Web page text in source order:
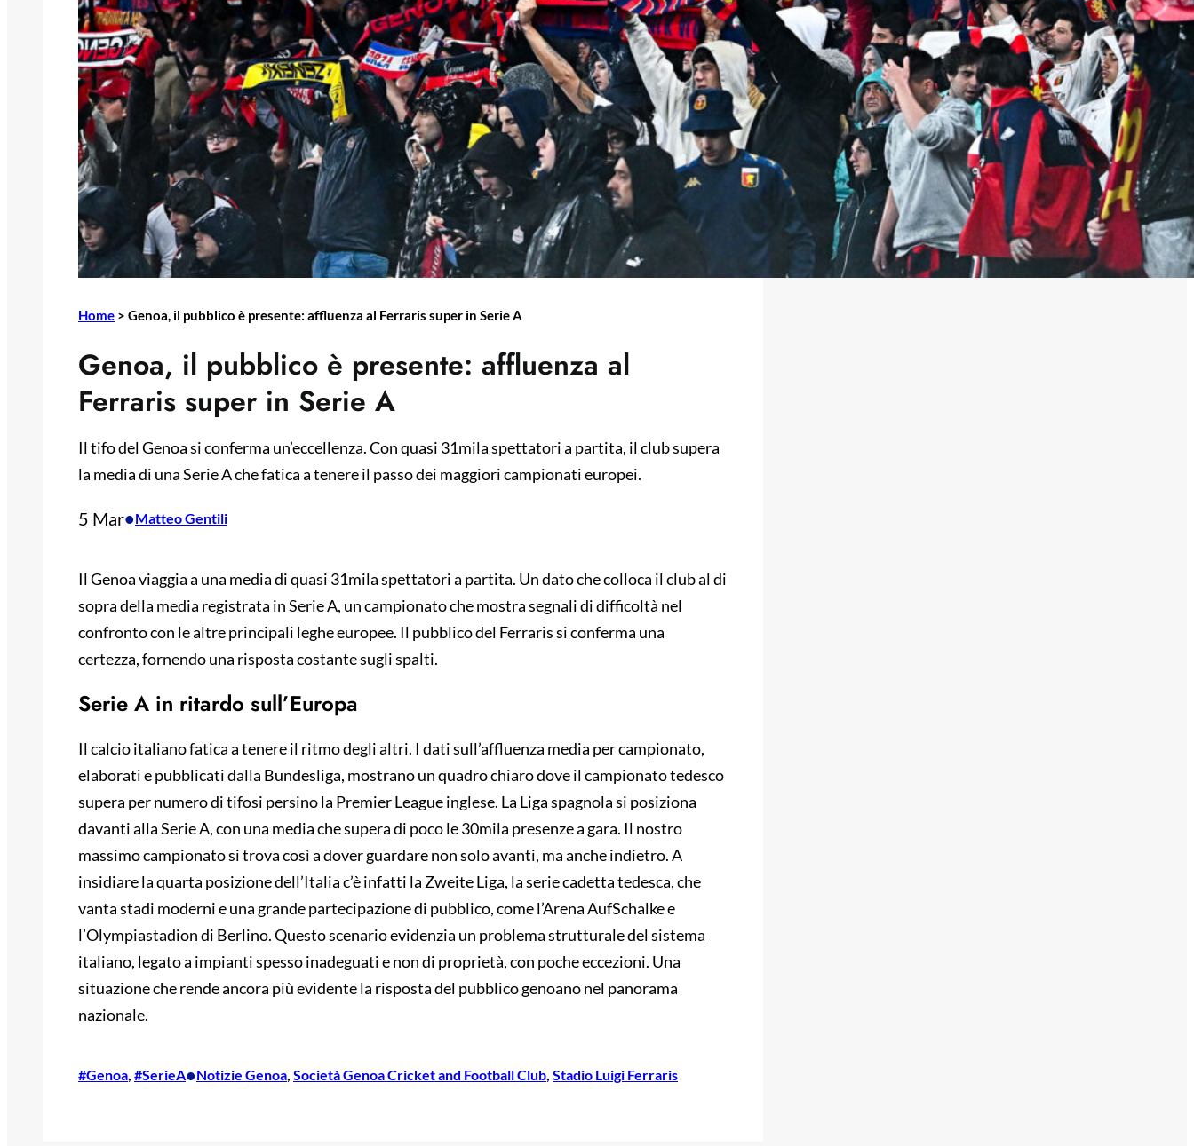
Home > Genoa, il pubblico è presente: affluenza al Ferraris super in Serie A
Genoa, il pubblico è presente: affluenza al
Ferraris super in Serie A
Il tifo del Genoa si conferma un’eccellenza. Con quasi 31mila spettatori a partita, il club supera
la media di una Serie A che fatica a tenere il passo dei maggiori campionati europei.
5 Mar•Matteo Gentili
Il Genoa viaggia a una media di quasi 31mila spettatori a partita. Un dato che colloca il club al di
sopra della media registrata in Serie A, un campionato che mostra segnali di difficoltà nel
confronto con le altre principali leghe europee. Il pubblico del Ferraris si conferma una
certezza, fornendo una risposta costante sugli spalti.
Serie A in ritardo sull’Europa
Il calcio italiano fatica a tenere il ritmo degli altri. I dati sull’affluenza media per campionato,
elaborati e pubblicati dalla Bundesliga, mostrano un quadro chiaro dove il campionato tedesco
supera per numero di tifosi persino la Premier League inglese. La Liga spagnola si posiziona
davanti alla Serie A, con una media che supera di poco le 30mila presenze a gara. Il nostro
massimo campionato si trova così a dover guardare non solo avanti, ma anche indietro. A
insidiare la quarta posizione dell’Italia c’è infatti la Zweite Liga, la serie cadetta tedesca, che
vanta stadi moderni e una grande partecipazione di pubblico, come l’Arena AufSchalke e
l’Olympiastadion di Berlino. Questo scenario evidenzia un problema strutturale del sistema
italiano, legato a impianti spesso inadeguati e non di proprietà, con poche eccezioni. Una
situazione che rende ancora più evidente la risposta del pubblico genoano nel panorama
nazionale.
#Genoa, #SerieA•Notizie Genoa, Società Genoa Cricket and Football Club, Stadio Luigi Ferraris